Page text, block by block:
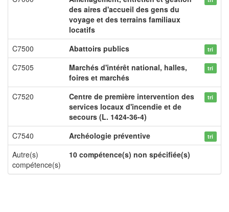
des aires d'accueil des gens du
voyage et des terrains familiaux
locatifs
C7500 Abattoirs publics tri
C7505
Marchés d'intérêt national, halles,
foires et marchés
tri
C7520
Centre de première intervention des
services locaux d'incendie et de
secours (L. 1424-36-4)
tri
C7540 Archéologie préventive tri
Autre(s)
compétence(s)
10 compétence(s) non spécifiée(s)